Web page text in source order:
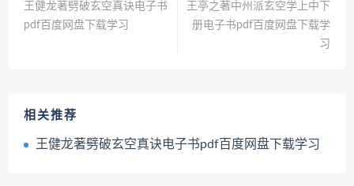
王健龙著劈破玄空真诀电子书
pdf百度网盘下载学习
王亭之著中州派玄空学上中下
册电子书pdf百度网盘下载学
习
相关推荐
王健龙著劈破玄空真诀电子书pdf百度网盘下载学习